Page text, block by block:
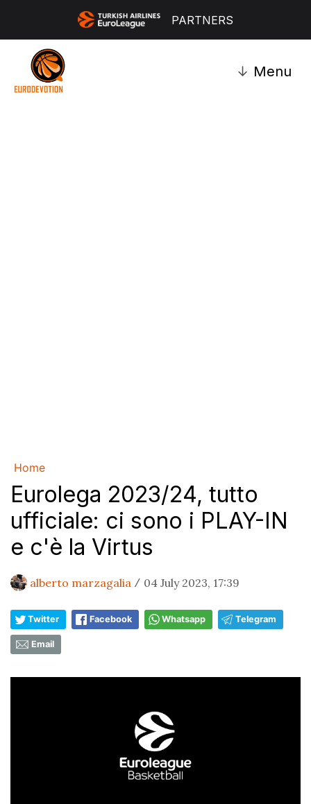
PARTNERS
↓ Menu
Home
Eurolega 2023/24, tutto
ufficiale: ci sono i PLAY-IN
e c'è la Virtus
alberto marzagalia / 04 July 2023, 17:39
Twitter Facebook Whatsapp Telegram
Email